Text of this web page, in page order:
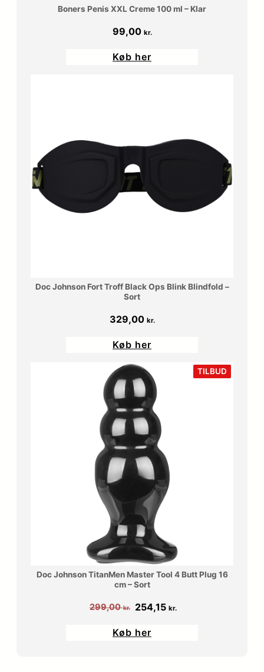
Boners Penis XXL Creme 100 ml – Klar
99,00 kr.
Køb her
Doc Johnson Fort Troff Black Ops Blink Blindfold –
Sort
329,00 kr.
Køb her
TILBUD
PÅ
Doc Johnson TitanMen Master Tool 4 Butt Plug 16
cm – Sort
299,00kr.
Den
pris
254,15 kr.
Køb her